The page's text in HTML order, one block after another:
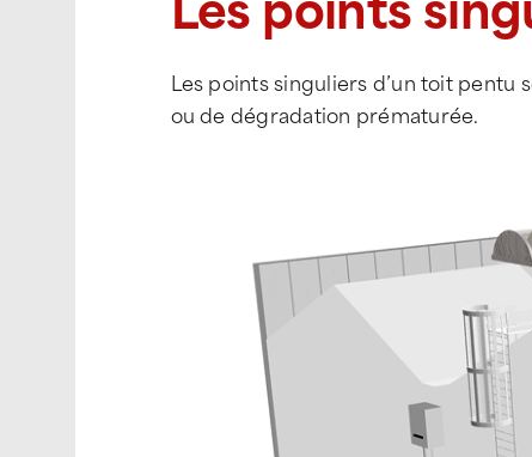
Les points singuliers d’un toit pentu
ou de dégradation prématurée.
Bardage
Panneau
Echelle